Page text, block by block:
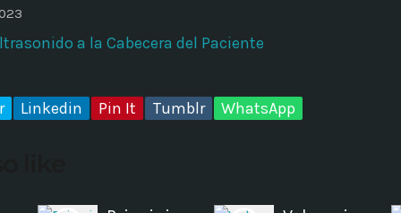
a la Cabecera del Paciente
Linkedin Pin It Tumblr WhatsApp